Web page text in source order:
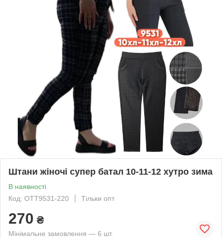
Штани жіночі супер батал 10-11-12 хутро зима
В наявності
Код: OTT9531-220
Тільки опт
270 ₴
Мінімальне замовлення — 6 шт.